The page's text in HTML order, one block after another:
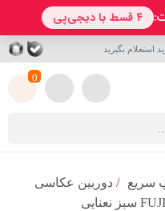
استعلام بگیرید
0
سریع / دوربین عکاسی